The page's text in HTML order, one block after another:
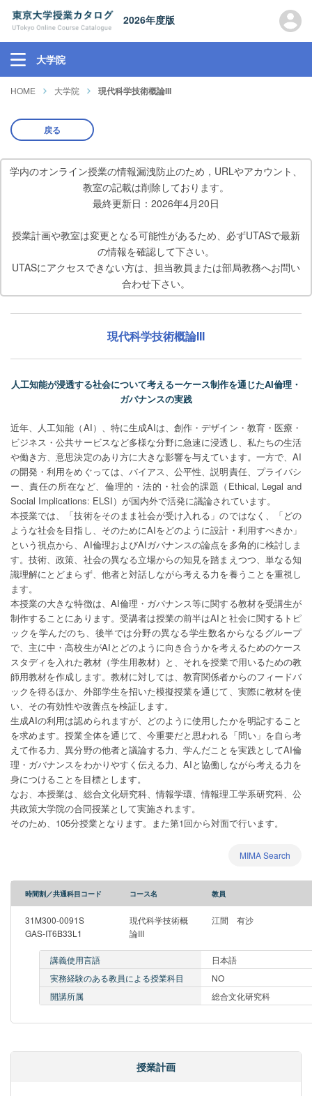
2026年度版
大学院
HOME 大学院 現代科学技術概論III
戻る
学内のオンライン授業の情報漏洩防止のため，URLやアカウント、
教室の記載は削除しております。
最終更新日：2026年4月20日
授業計画や教室は変更となる可能性があるため、必ずUTASで最新
の情報を確認して下さい。
UTASにアクセスできない方は、担当教員または部局教務へお問い
合わせ下さい。
現代科学技術概論III
人工知能が浸透する社会について考えるーケース制作を通じたAI倫理・
ガバナンスの実践
近年、人工知能（AI）、特に生成AIは、創作・デザイン・教育・医療・
ビジネス・公共サービスなど多様な分野に急速に浸透し、私たちの生活
や働き方、意思決定のあり方に大きな影響を与えています。一方で、AI
の開発・利用をめぐっては、バイアス、公平性、説明責任、プライバシ
ー、責任の所在など、倫理的・法的・社会的課題（Ethical, Legal and
Social Implications: ELSI）が国内外で活発に議論されています。
本授業では、「技術をそのまま社会が受け入れる」のではなく、「どの
ような社会を目指し、そのためにAIをどのように設計・利用すべきか」
という視点から、AI倫理およびAIガバナンスの論点を多角的に検討しま
す。技術、政策、社会の異なる立場からの知見を踏まえつつ、単なる知
識理解にとどまらず、他者と対話しながら考える力を養うことを重視し
ます。
本授業の大きな特徴は、AI倫理・ガバナンス等に関する教材を受講生が
制作することにあります。受講者は授業の前半はAIと社会に関するトピ
ックを学んだのち、後半では分野の異なる学生数名からなるグループ
で、主に中・高校生がAIとどのように向き合うかを考えるためのケース
スタディを入れた教材（学生用教材）と、それを授業で用いるための教
師用教材を作成します。教材に対しては、教育関係者からのフィードバ
ックを得るほか、外部学生を招いた模擬授業を通じて、実際に教材を使
い、その有効性や改善点を検証します。
生成AIの利用は認められますが、どのように使用したかを明記すること
を求めます。授業全体を通じて、今重要だと思われる「問い」を自ら考
えて作る力、異分野の他者と議論する力、学んだことを実践としてAI倫
理・ガバナンスをわかりやすく伝える力、AIと協働しながら考える力を
身につけることを目標とします。
なお、本授業は、総合文化研究科、情報学環、情報理工学系研究科、公
共政策大学院の合同授業として実施されます。
そのため、105分授業となります。また第1回から対面で行います。
MIMA Search
時間割／共通科目コード コース名 教員
31M300-0091S
GAS-IT6B33L1
現代科学技術概
論III
江間 有沙
講義使用言語
日本語
実務経験のある教員による授業科目
NO
開講所属
総合文化研究科
授業計画